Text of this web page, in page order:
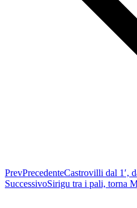
PrevPrecedenteCastrovilli dal 1′,
SuccessivoSirigu tra i pali, torna